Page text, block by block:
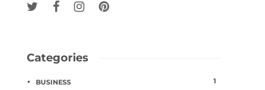
Categories
BUSINESS 1